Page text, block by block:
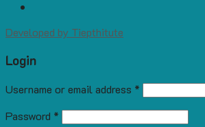
Developed by Tiepthitute
Login
Username or email address *
Password *